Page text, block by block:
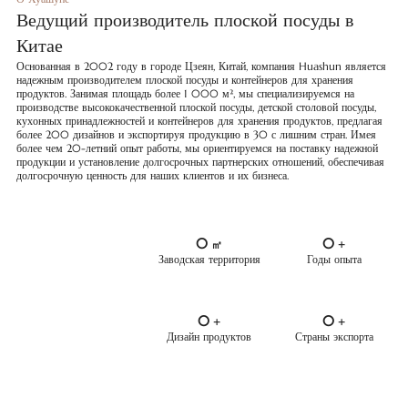
Ведущий производитель плоской посуды в
Китае
Основанная в 2002 году в городе Цзеян, Китай, компания Huashun является
надежным производителем плоской посуды и контейнеров для хранения
продуктов. Занимая площадь более 1 000 м², мы специализируемся на
производстве высококачественной плоской посуды, детской столовой посуды,
кухонных принадлежностей и контейнеров для хранения продуктов, предлагая
более 200 дизайнов и экспортируя продукцию в 30 с лишним стран. Имея
более чем 20-летний опыт работы, мы ориентируемся на поставку надежной
продукции и установление долгосрочных партнерских отношений, обеспечивая
долгосрочную ценность для наших клиентов и их бизнеса.
0 ㎡
Заводская территория
0 +
Годы опыта
0 +
Дизайн продуктов
0 +
Страны экспорта